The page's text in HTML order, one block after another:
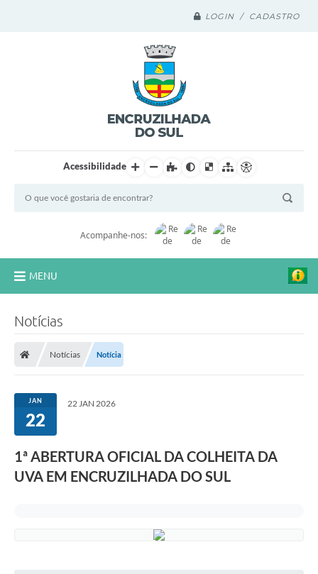
LOGIN / CADASTRO
Acessibilidade
Acompanhe-nos:
MENU
Turismo
Transparência
1DOC
Legislação
Notícias
Notícias Notícia
JAN
22
22 JAN 2026
1ª ABERTURA OFICIAL DA COLHEITA DA
UVA EM ENCRUZILHADA DO SUL